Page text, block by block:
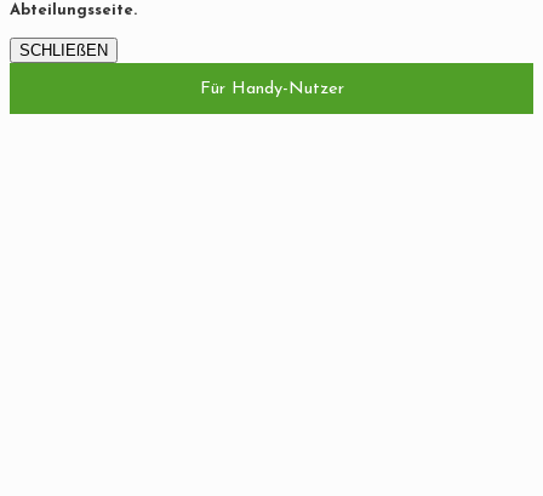
Abteilungsseite.
SCHLIEßEN
Für Handy-Nutzer